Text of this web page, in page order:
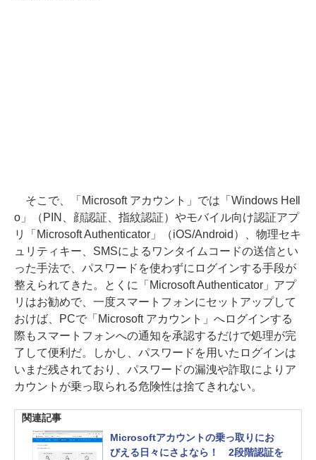
そこで、「Microsoft アカウント」では「Windows Hell
o」（PIN、顔認証、指紋認証）やモバイル向け認証アプ
リ「Microsoft Authenticator」（iOS/Android）、物理セキ
ュリティキー、SMSによるワンタイムコードの送信とい
った手法で、パスワードを使わずにログインする手段が
整えられてきた。とくに「Microsoft Authenticator」アプ
リはお勧めで、一度スマートフォンにセットアップして
おけば、PCで「Microsoft アカウント」へログインする
際もスマートフォンへの通知を承認するだけで処理が完
了して便利だ。しかし、パスワードを用いたログインは
いまだ残されており、パスワードの漏洩や詐取によりア
カウントが乗っ取られる危険性は捨てきれない。
関連記事
Microsoftアカウントの乗っ取りにお
びえる日々にさよなら！ 2段階認証を